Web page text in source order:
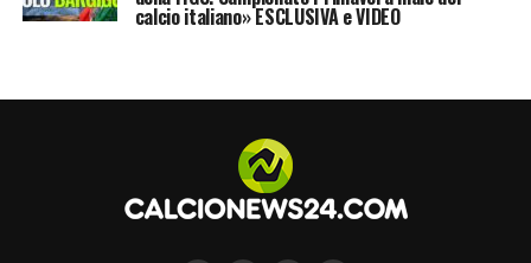
calcio italiano» ESCLUSIVA e VIDEO